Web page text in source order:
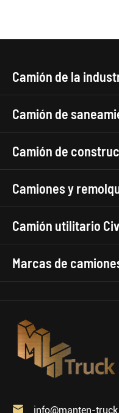
Camión de la
Camión de
Camión de
Camiones y
Camión utilitario
Marcas de
 info@manten-